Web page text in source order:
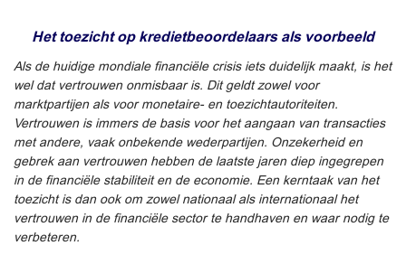
Het toezicht op kredietbeoordelaars als voorbeeld
Als de huidige mondiale financiële crisis iets duidelijk maakt, is het
wel dat vertrouwen onmisbaar is. Dit geldt zowel voor
marktpartijen als voor monetaire- en toezichtautoriteiten.
Vertrouwen is immers de basis voor het aangaan van transacties
met andere, vaak onbekende wederpartijen. Onzekerheid en
gebrek aan vertrouwen hebben de laatste jaren diep ingegrepen
in de financiële stabiliteit en de economie. Een kerntaak van het
toezicht is dan ook om zowel nationaal als internationaal het
vertrouwen in de financiële sector te handhaven en waar nodig te
verbeteren.